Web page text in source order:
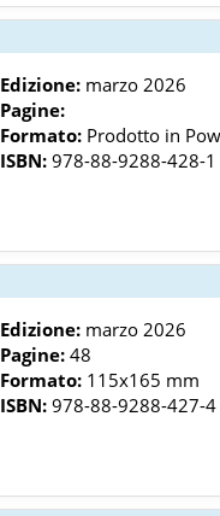
Edizione: marzo 2026
Pagine:
Formato: Prodotto in
ISBN: 978-88-9288-428-1
Edizione: marzo 2026
Pagine: 48
Formato: 115x165 mm
ISBN: 978-88-9288-427-4